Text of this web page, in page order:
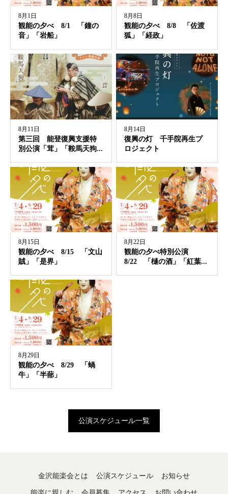
8月1日
観能の夕べ 8/1 「鐘の
音」「岩船」
8月8日
観能の夕べ 8/8 「佐渡
狐」「経政」
8月11日
第三回 能登復興支援特
別公演「茸」「鞍馬天狗...
8月14日
復興の灯 千手院再生プ
ロジェクト
8月15日
観能の夕べ 8/15 「文山
賊」「是界」
8月22日
観能の夕べ特別公演
8/22 「樋の酒」「紅葉...
8月29日
観能の夕べ 8/29 「蝸
牛」「半蔀」
公演スケジュール一覧
金沢能楽会とは 公演スケジュール お知らせ